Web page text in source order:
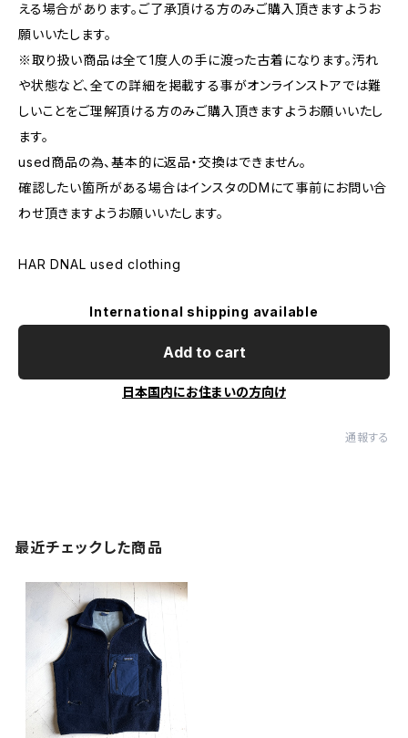
える場合があります。ご了承頂ける方のみご購入頂きますようお
願いいたします。
※取り扱い商品は全て1度人の手に渡った古着になります。汚れ
や状態など、全ての詳細を掲載する事がオンラインストアでは難
しいことをご理解頂ける方のみご購入頂きますようお願いいたし
ます。
used商品の為、基本的に返品・交換はできません。
確認したい箇所がある場合はインスタのDMにて事前にお問い合
わせ頂きますようお願いいたします。
HAR DNAL used clothing
International shipping available
Add to cart
日本国内にお住まいの方向け
通報する
最近チェックした商品